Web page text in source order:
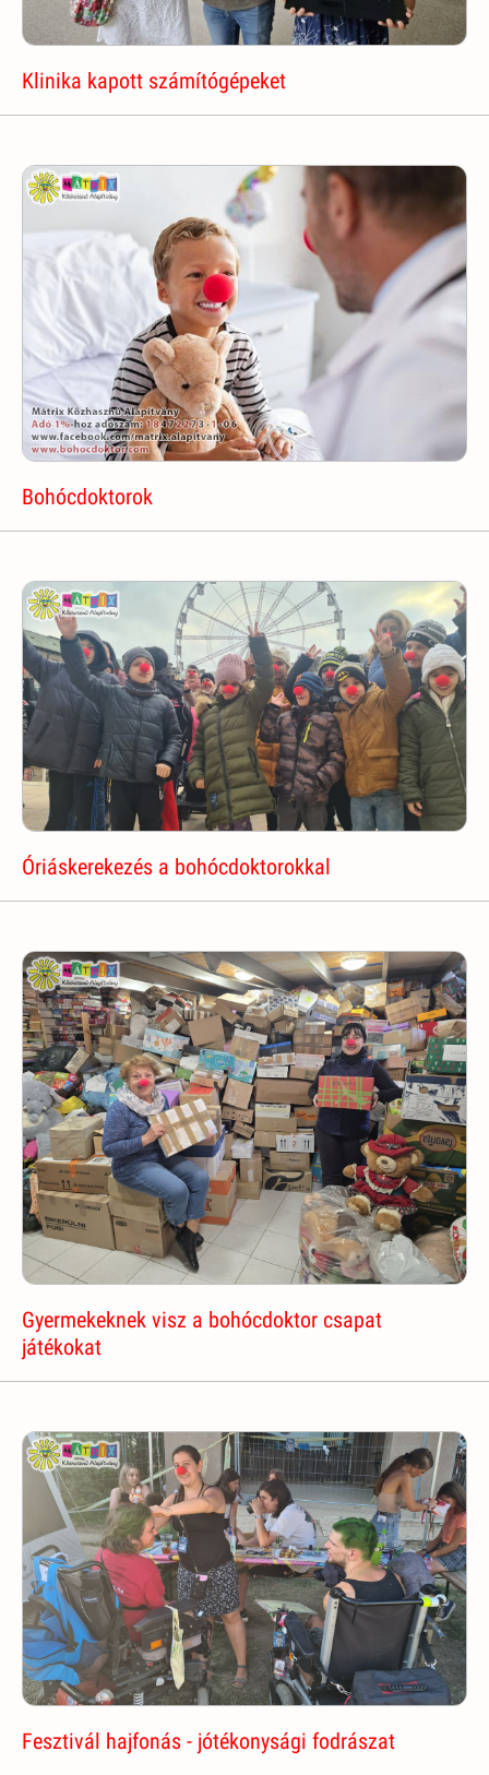
Klinika kapott számítógépeket
Bohócdoktorok
Óriáskerekezés a bohócdoktorokkal
Gyermekeknek visz a bohócdoktor csapat
játékokat
Fesztivál hajfonás - jótékonysági fodrászat